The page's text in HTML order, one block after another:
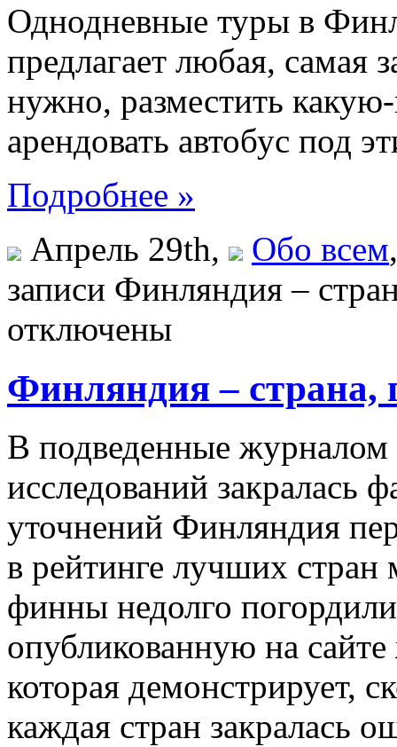
Однодневные туры в
предлагает любая, самая
нужно, разместить
арендовать автобус под
Подробнее »
Апрель 29th,
Обо всем
записи Финляндия –
отключены
Финляндия – страна,
В подведенные
исследований закралась
уточнений Финляндия
в рейтинге лучших стран
финны недолго
опубликованную на
которая демонстрирует,
каждая стран закралась